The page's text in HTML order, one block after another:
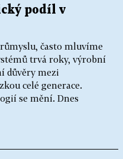
podíl v
často mluvíme
trvá roky, výrobní
důvěry mezi
celé generace.
se mění. Dnes